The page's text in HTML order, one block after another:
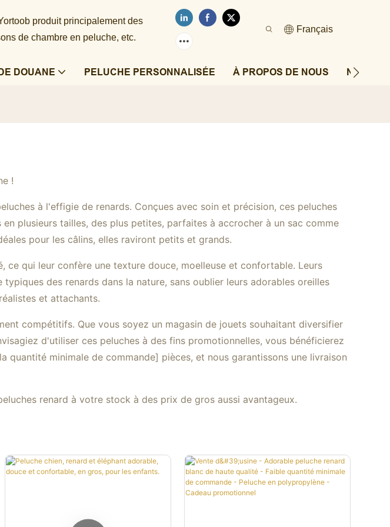
produit principalement des
de chambre en peluche, etc.
Français
DOUANE PELUCHE PERSONNALISÉE À PROPOS DE NOUS
!
à l'effigie de renards. Conçues avec soin et précision, ces peluches
plusieurs tailles, des plus petites, parfaites à accrocher à un sac comme
pour les câlins, elles raviront petits et grands.
ce qui leur confère une texture douce, moelleuse et confortable. Leurs
des renards dans la nature, sans oublier leurs adorables oreilles
et attachants.
compétitifs. Que vous soyez un magasin de jouets souhaitant diversifier
d'utiliser ces peluches à des fins promotionnelles, vous bénéficierez
minimale de commande] pièces, et nous garantissons une livraison
renard à votre stock à des prix de gros aussi avantageux.